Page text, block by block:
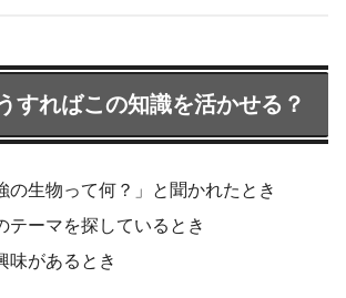
すればこの知識を活かせる？
の生物って何？」と聞かれたとき
テーマを探しているとき
味があるとき